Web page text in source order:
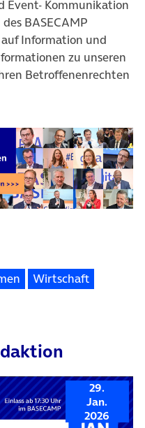
Event- Kommunikation
BASECAMP
Information und
zu unseren
Betroffenenrechten
Wirtschaft
29.
Jan.
2026